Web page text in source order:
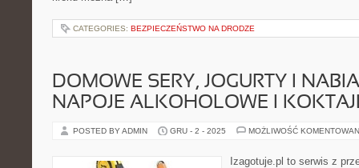
CATEGORIES: BEZPIECZEŃSTWO NA DRODZE
DOMOWE SERY, JOGURTY I
NAPOJE ALKOHOLOWE I
POSTED BY ADMIN GRU - 2 - 2025 MOŻLIWOŚĆ
Izagotuje.pl to serwis z